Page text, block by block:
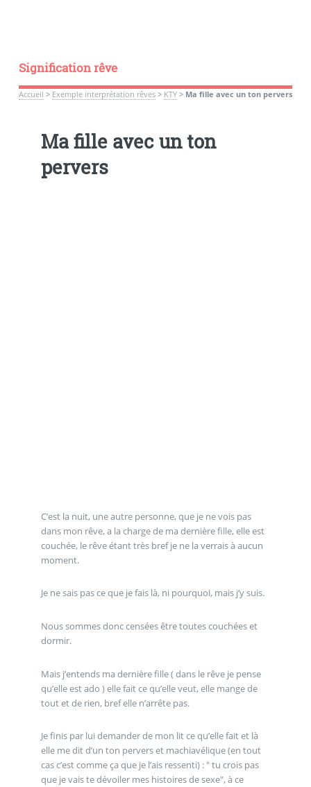
Signification rêve
Accueil > Exemple interprétation rêves> KTY> Ma fille avec un ton pervers
Ma fille avec un ton
pervers
C’est la nuit, une autre personne, que je ne vois pas
dans mon rêve, a la charge de ma dernière fille, elle est
couchée, le rêve étant très bref je ne la verrais à aucun
moment.
Je ne sais pas ce que je fais là, ni pourquoi, mais j’y suis.
Nous sommes donc censées être toutes couchées et
dormir.
Mais j’entends ma dernière fille ( dans le rêve je pense
qu’elle est ado ) elle fait ce qu’elle veut, elle mange de
tout et de rien, bref elle n’arrête pas.
Je finis par lui demander de mon lit ce qu’elle fait et là
elle me dit d’un ton pervers et machiavélique (en tout
cas c’est comme ça que je l’ais ressenti) : " tu crois pas
que je vais te dévoiler mes histoires de sexe", à ce